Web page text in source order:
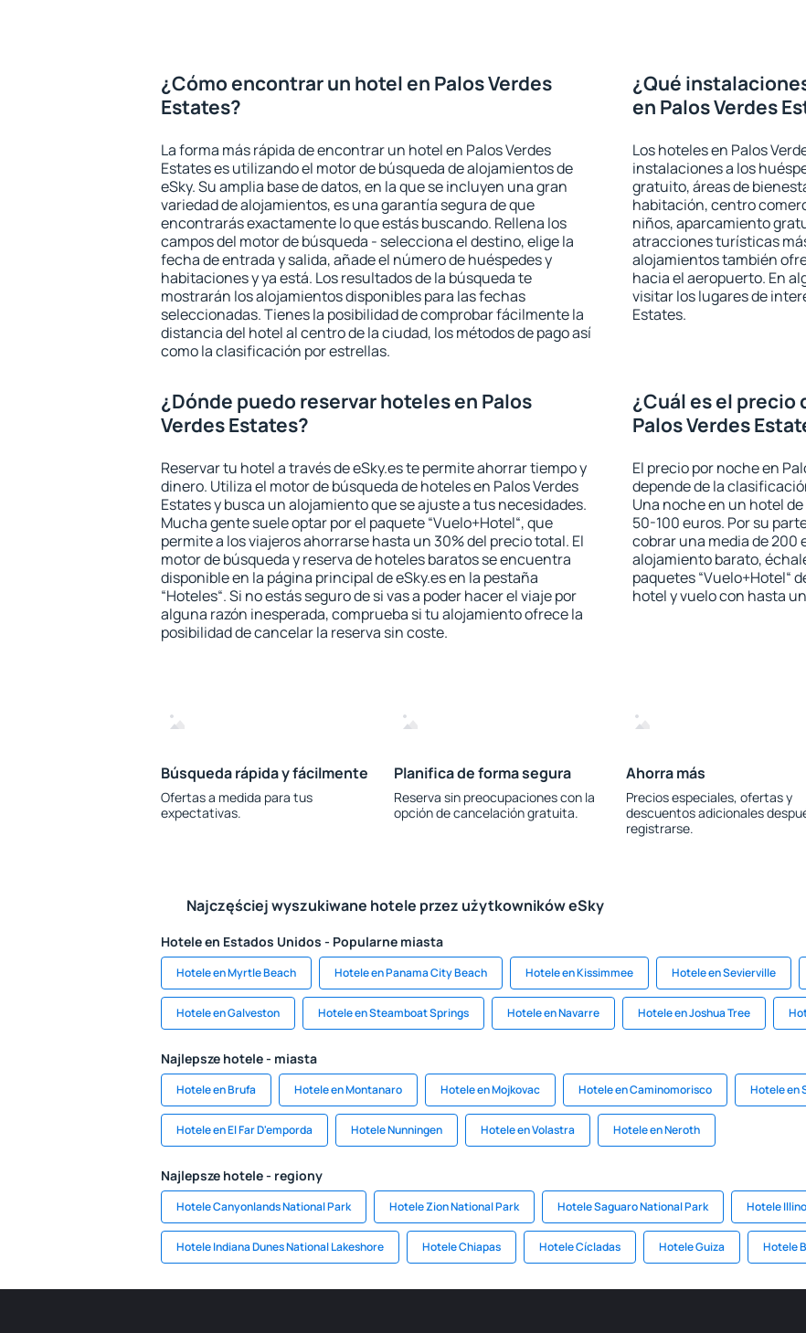
¿Cómo encontrar un hotel en Palos Verdes
Estates?
La forma más rápida de encontrar un hotel en Palos Verdes
Estates es utilizando el motor de búsqueda de alojamientos de
eSky. Su amplia base de datos, en la que se incluyen una gran
variedad de alojamientos, es una garantía segura de que
encontrarás exactamente lo que estás buscando. Rellena los
campos del motor de búsqueda - selecciona el destino, elige la
fecha de entrada y salida, añade el número de huéspedes y
habitaciones y ya está. Los resultados de la búsqueda te
mostrarán los alojamientos disponibles para las fechas
seleccionadas. Tienes la posibilidad de comprobar fácilmente la
distancia del hotel al centro de la ciudad, los métodos de pago así
como la clasificación por estrellas.
¿Qué
en Palos Verdes
Los hoteles en Palos
instalaciones a los
gratuito, áreas de
habitación, centro
niños, aparcamiento
atracciones turísticas
alojamientos también
hacia el aeropuerto. En
visitar los lugares de
Estates.
¿Dónde puedo reservar hoteles en Palos
Verdes Estates?
Reservar tu hotel a través de eSky.es te permite ahorrar tiempo y
dinero. Utiliza el motor de búsqueda de hoteles en Palos Verdes
Estates y busca un alojamiento que se ajuste a tus necesidades.
Mucha gente suele optar por el paquete “Vuelo+Hotel“, que
permite a los viajeros ahorrarse hasta un 30% del precio total. El
motor de búsqueda y reserva de hoteles baratos se encuentra
disponible en la página principal de eSky.es en la pestaña
“Hoteles“. Si no estás seguro de si vas a poder hacer el viaje por
alguna razón inesperada, comprueba si tu alojamiento ofrece la
posibilidad de cancelar la reserva sin coste.
¿Cuál es el precio
Palos Verdes
El precio por noche en
depende de la
Una noche en un hotel
50-100 euros. Por su
cobrar una media de 200
alojamiento barato,
paquetes “Vuelo+Hotel“
hotel y vuelo con hasta
Búsqueda rápida y fácilmente
Ofertas a medida para tus
expectativas.
Planifica de forma segura
Reserva sin preocupaciones con la
opción de cancelación gratuita.
Ahorra más
Precios especiales, ofertas y
descuentos adicionales
registrarse.
Najczęściej wyszukiwane hotele przez użytkowników eSky
Hotele en Estados Unidos - Popularne miasta
Hotele en Myrtle Beach Hotele en Panama City Beach Hotele en Kissimmee Hotele en Sevierville
Hotele en Galveston Hotele en Steamboat Springs Hotele en Navarre Hotele en Joshua Tree
Najlepsze hotele - miasta
Hotele en Brufa Hotele en Montanaro Hotele en Mojkovac Hotele en Caminomorisco Hotele en
Hotele en El Far D'emporda Hotele Nunningen Hotele en Volastra Hotele en Neroth
Najlepsze hotele - regiony
Hotele Canyonlands National Park Hotele Zion National Park Hotele Saguaro National Park Hotele
Hotele Indiana Dunes National Lakeshore Hotele Chiapas Hotele Cícladas Hotele Guiza Hotele